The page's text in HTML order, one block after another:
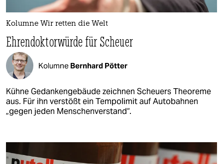
Kolumne Wir retten die Welt
Ehrendoktorwürde für Scheuer
Kolumne Bernhard Pötter
Kühne Gedankengebäude zeichnen Scheuers Theoreme
aus. Für ihn verstößt ein Tempolimit auf Autobahnen
„gegen jeden Menschenverstand“.